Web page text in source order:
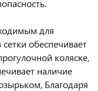
для
обеспечивает
коляске,
наличие
Благодаря